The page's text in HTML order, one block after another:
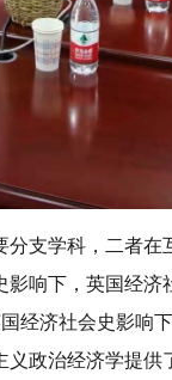
支学科，二者在
响下，英国经济
经济社会史影响
政治经济学提供